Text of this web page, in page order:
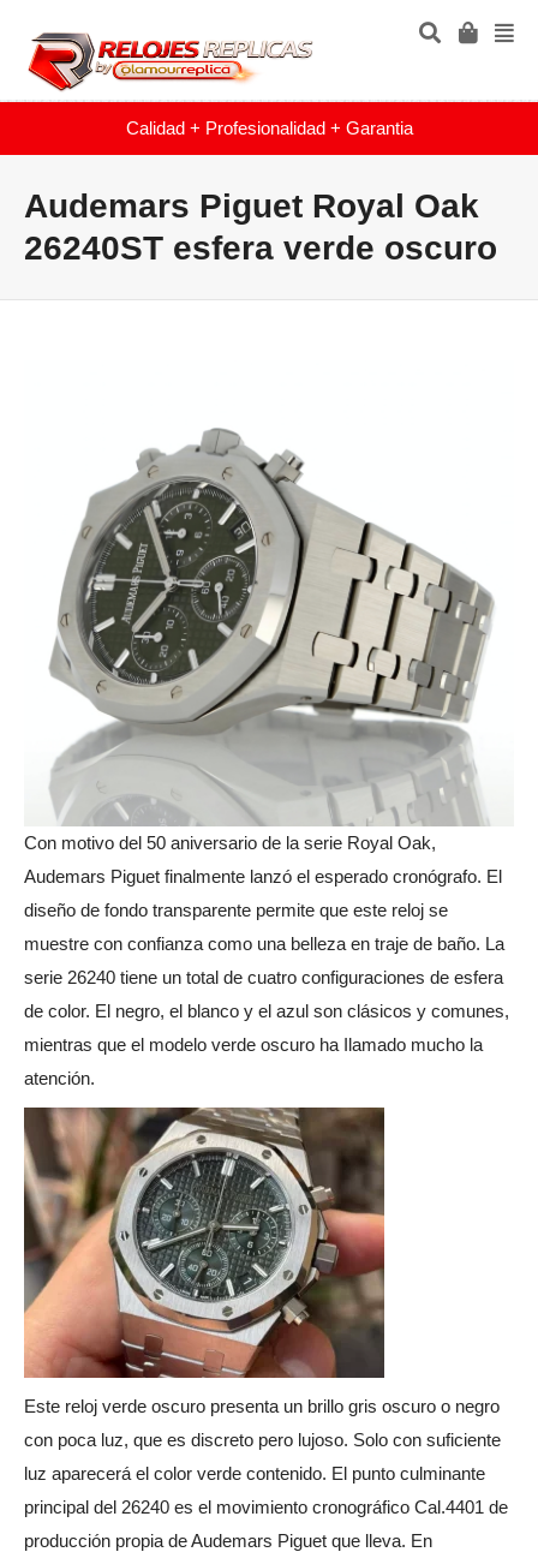
Calidad + Profesionalidad + Garantia
Audemars Piguet Royal Oak
26240ST esfera verde oscuro
Con motivo del 50 aniversario de la serie Royal Oak,
Audemars Piguet finalmente lanzó el esperado cronógrafo. El
diseño de fondo transparente permite que este reloj se
muestre con confianza como una belleza en traje de baño. La
serie 26240 tiene un total de cuatro configuraciones de esfera
de color. El negro, el blanco y el azul son clásicos y comunes,
mientras que el modelo verde oscuro ha Ilamado mucho la
atención.
Este reloj verde oscuro presenta un brillo gris oscuro o negro
con poca luz, que es discreto pero lujoso. Solo con suficiente
luz aparecerá el color verde contenido. El punto culminante
principal del 26240 es el movimiento cronográfico Cal.4401 de
producción propia de Audemars Piguet que lleva. En